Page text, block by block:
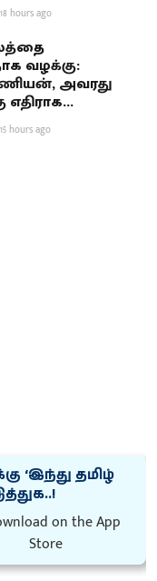
18 hours ago
வழக்கு:
அவரது
15 hours ago
‘இந்து தமிழ்